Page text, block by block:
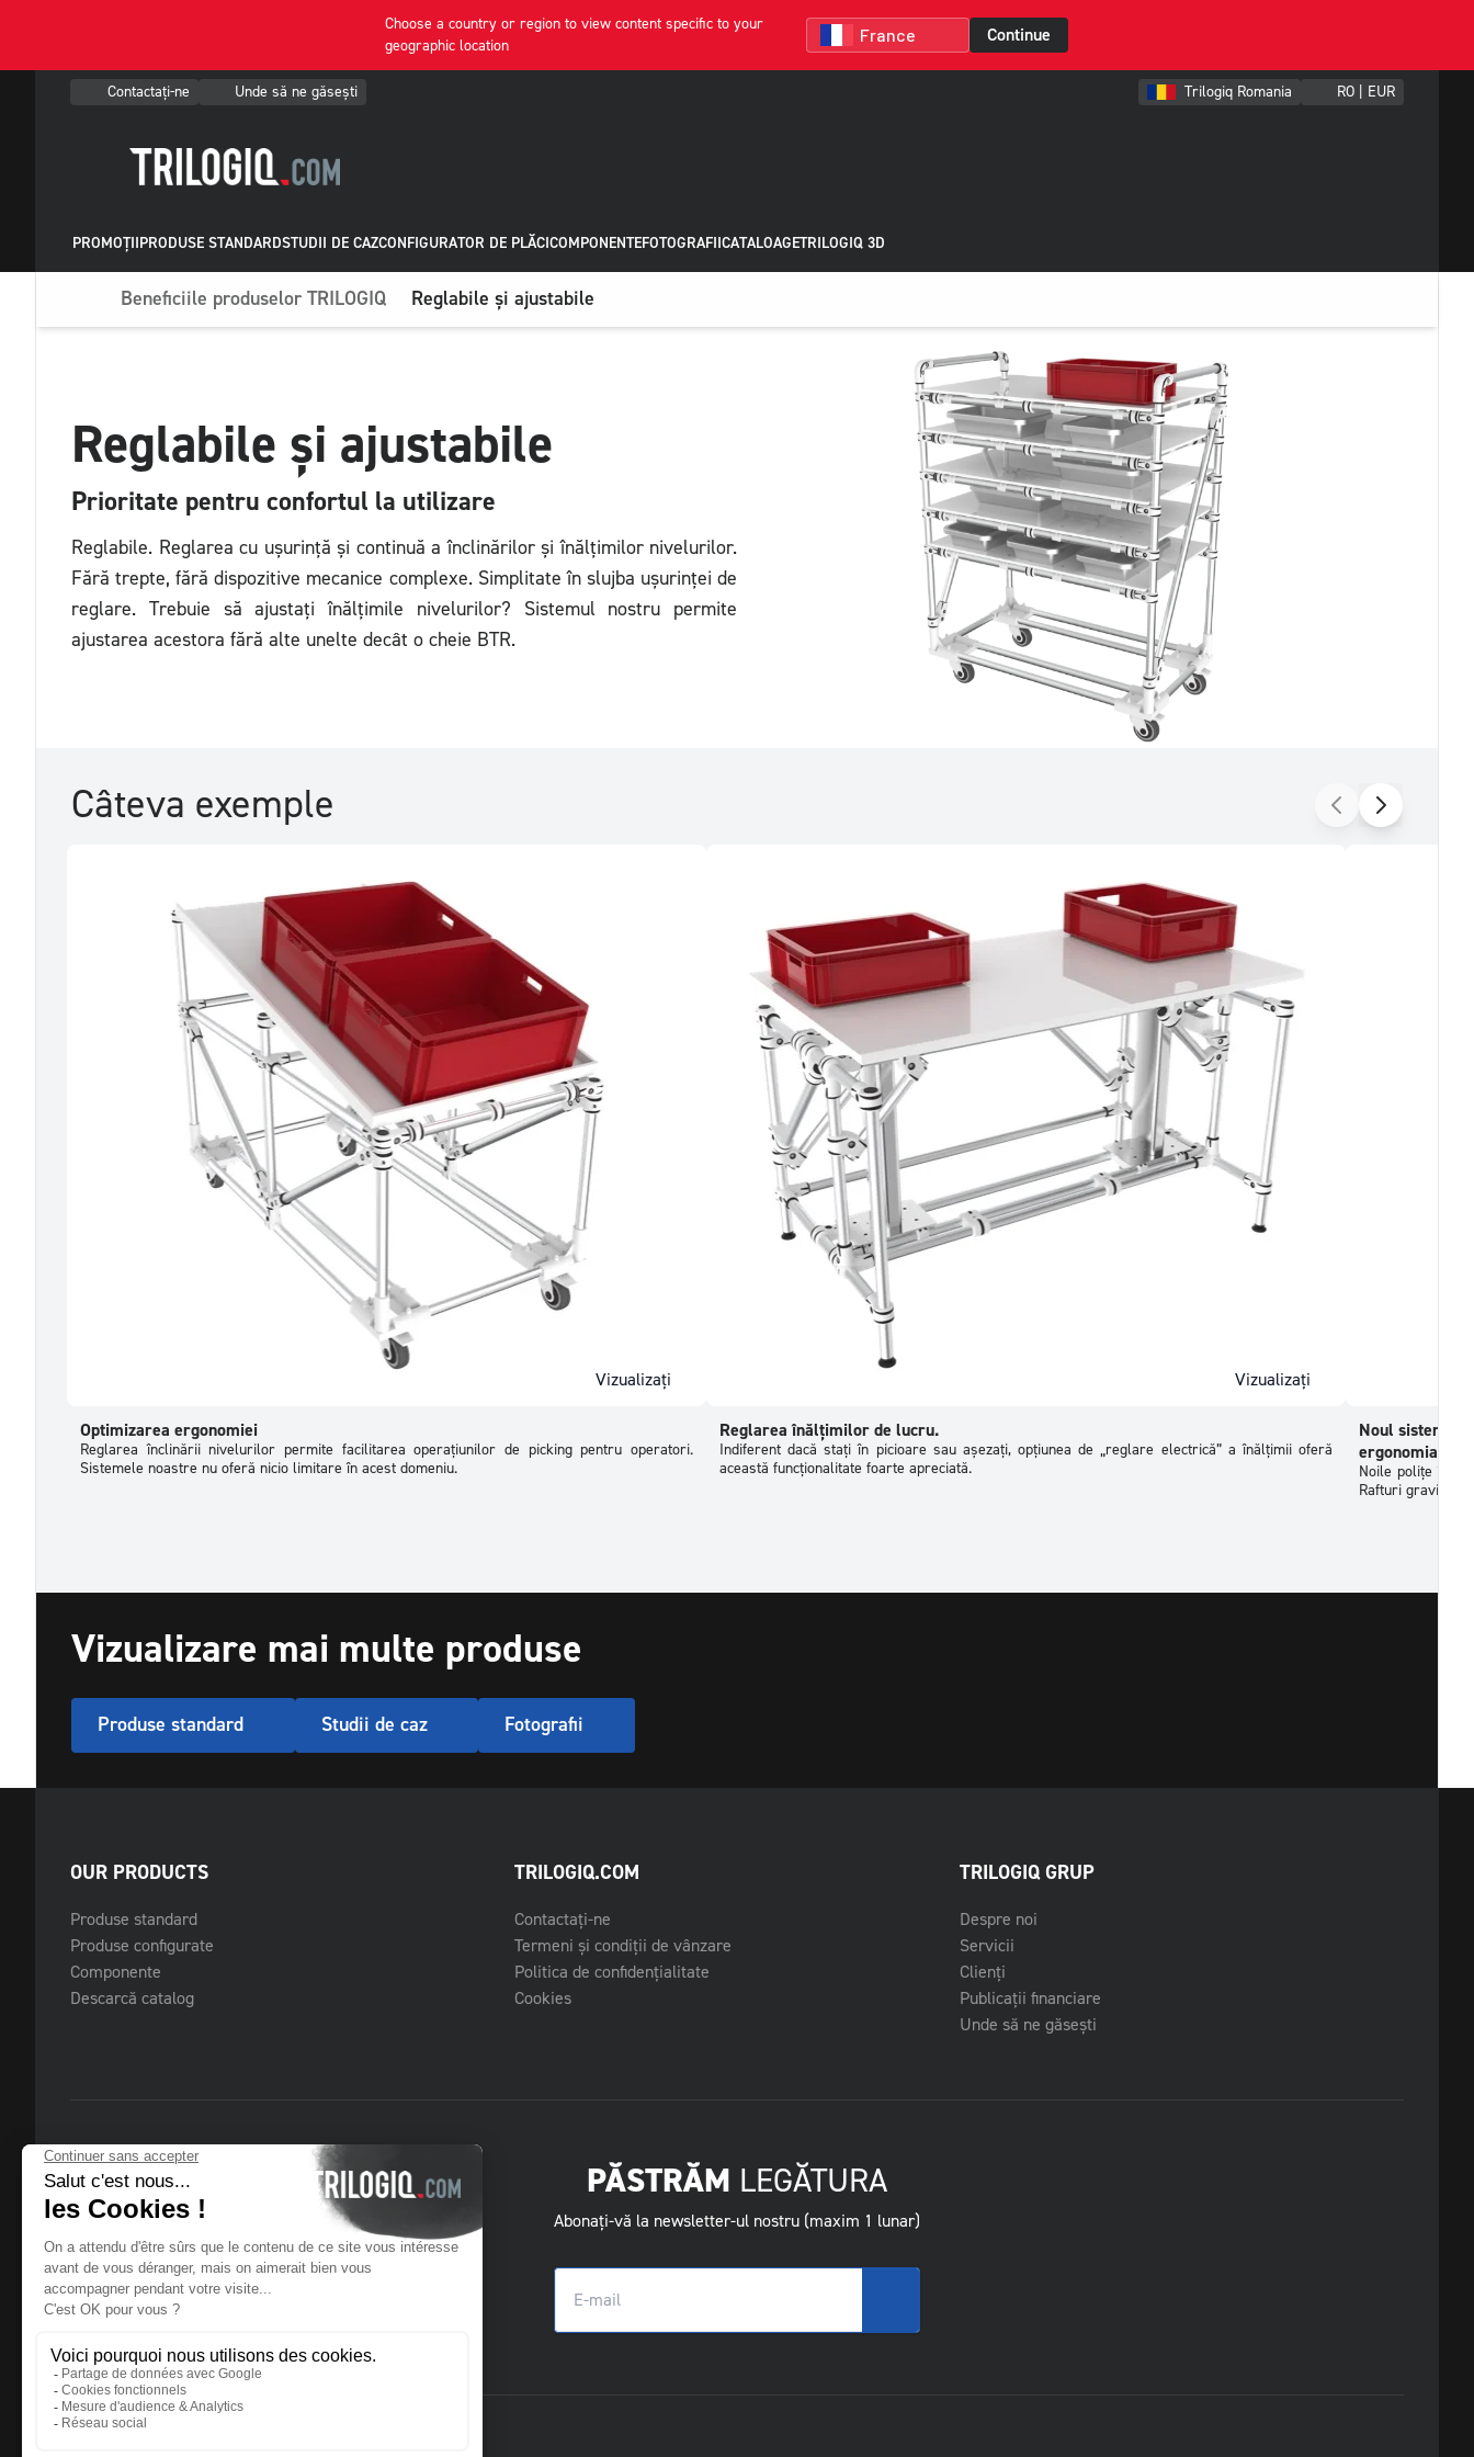
Choose a country or region to view content specific to your
geographic location
Continue
Contactați-ne Unde să ne găsești Trilogiq Romania RO | EUR
PROMOȚIIPRODUSE STANDARDSTUDII DE CAZCONFIGURATOR DE PLĂCICOMPONENTEFOTOGRAFIICATALOAGETRILOGIQ 3D
Beneficiile produselor TRILOGIQ Reglabile și ajustabile
Reglabile și ajustabile
Prioritate pentru confortul la utilizare
Reglabile. Reglarea cu ușurință și continuă a înclinărilor și înălțimilor nivelurilor.
Fără trepte, fără dispozitive mecanice complexe. Simplitate în slujba ușurinței de
reglare. Trebuie să ajustați înălțimile nivelurilor? Sistemul nostru permite
ajustarea acestora fără alte unelte decât o cheie BTR.
Câteva exemple
Vizualizați
Optimizarea ergonomiei
Reglarea înclinării nivelurilor permite facilitarea operațiunilor de picking pentru operatori.
Sistemele noastre nu oferă nicio limitare în acest domeniu.
Vizualizați
Reglarea înălțimilor de lucru.
Indiferent dacă stați în picioare sau așezați, opțiunea de „reglare electrică” a înălțimii oferă
această funcționalitate foarte apreciată.
Noul sistem
ergonomia.
Noile polițe
Rafturi
Vizualizare mai multe produse
Produse standard Studii de caz Fotografii
OUR PRODUCTS
Produse standard
Produse configurate
Componente
Descarcă catalog
TRILOGIQ.COM
Contactați-ne
Termeni și condiții de vânzare
Politica de confidențialitate
Cookies
TRILOGIQ GRUP
Despre noi
Servicii
Clienți
Publicații financiare
Unde să ne găsești
PĂSTRĂM LEGĂTURA
Abonați-vă la newsletter-ul nostru (maxim 1 lunar)